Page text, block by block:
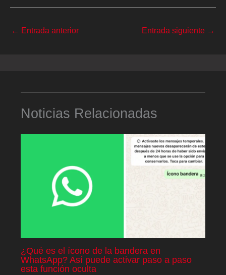
← Entrada anterior Entrada siguiente →
Noticias Relacionadas
¿Qué es el ícono de la bandera en
WhatsApp? Así puede activar paso a paso
esta función oculta